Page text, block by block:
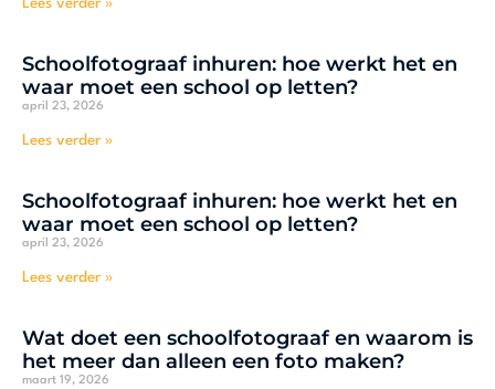
Lees verder »
Schoolfotograaf inhuren: hoe werkt het en
waar moet een school op letten?
april 23, 2026
Lees verder »
Schoolfotograaf inhuren: hoe werkt het en
waar moet een school op letten?
april 23, 2026
Lees verder »
Wat doet een schoolfotograaf en waarom is
het meer dan alleen een foto maken?
maart 19, 2026